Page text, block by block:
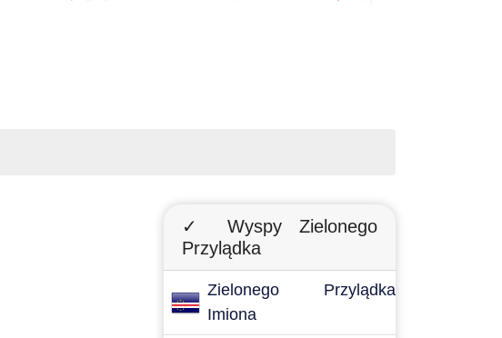
✓ Wyspy Zielonego
Przylądka
Zielonego Przylądka
Imiona